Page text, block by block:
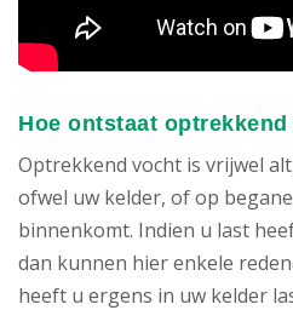
Hoe ontstaat
Optrekkend vocht is vrijwel
ofwel uw kelder, of op
binnenkomt. Indien u last
dan kunnen hier enkele
heeft u ergens in uw kelder